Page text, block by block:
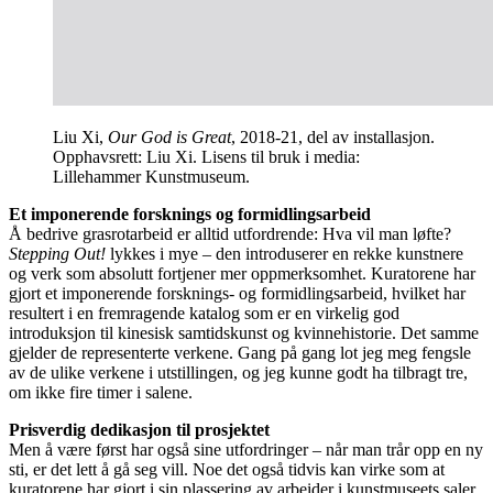
Liu Xi, Our God is Great, 2018-21, del av installasjon.
Opphavsrett: Liu Xi. Lisens til bruk i media:
Lillehammer Kunstmuseum.
Et imponerende forsknings og formidlingsarbeid
Å bedrive grasrotarbeid er alltid utfordrende: Hva vil man løfte?
Stepping Out! lykkes i mye – den introduserer en rekke kunstnere
og verk som absolutt fortjener mer oppmerksomhet. Kuratorene har
gjort et imponerende forsknings- og formidlingsarbeid, hvilket har
resultert i en fremragende katalog som er en virkelig god
introduksjon til kinesisk samtidskunst og kvinnehistorie. Det samme
gjelder de representerte verkene. Gang på gang lot jeg meg fengsle
av de ulike verkene i utstillingen, og jeg kunne godt ha tilbragt tre,
om ikke fire timer i salene.
Prisverdig dedikasjon til prosjektet
Men å være først har også sine utfordringer – når man trår opp en ny
sti, er det lett å gå seg vill. Noe det også tidvis kan virke som at
kuratorene har gjort i sin plassering av arbeider i kunstmuseets saler.